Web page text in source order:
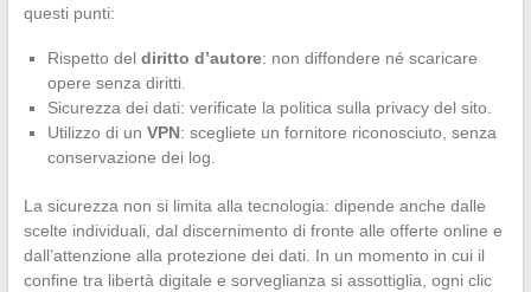
questi punti:
Rispetto del diritto d’autore: non diffondere né scaricare
opere senza diritti.
Sicurezza dei dati: verificate la politica sulla privacy del sito.
Utilizzo di un VPN: scegliete un fornitore riconosciuto, senza
conservazione dei log.
La sicurezza non si limita alla tecnologia: dipende anche dalle
scelte individuali, dal discernimento di fronte alle offerte online e
dall’attenzione alla protezione dei dati. In un momento in cui il
confine tra libertà digitale e sorveglianza si assottiglia, ogni clic